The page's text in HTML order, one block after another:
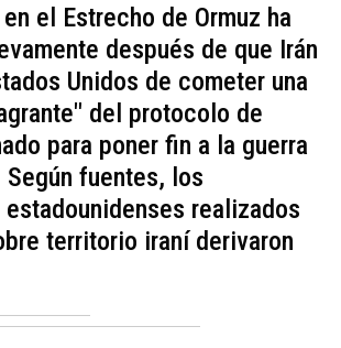
el Estrecho de Ormuz ha
después de que Irán
Unidos de cometer una
del protocolo de
para poner fin a la guerra
fuentes, los
realizados
territorio iraní derivaron